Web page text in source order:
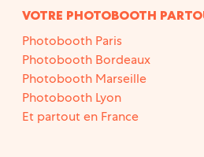
VOTRE PHOTOBOOTH
Photobooth Paris
Photobooth Bordeaux
Photobooth Marseille
Photobooth Lyon
Et partout en France